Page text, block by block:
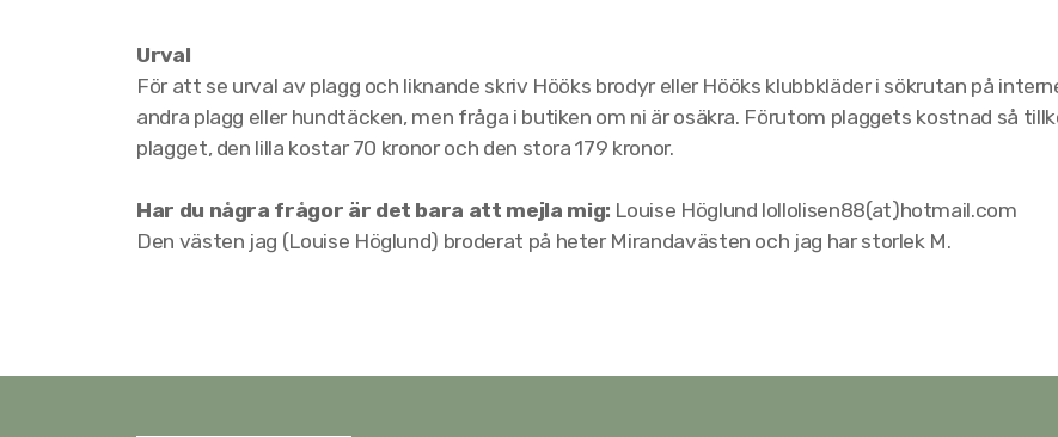
Urval
För att se urval av plagg och liknande skriv Hööks brodyr eller Hööks klubbkläder i sökrutan på
andra plagg eller hundtäcken, men fråga i butiken om ni är osäkra. Förutom plaggets kostnad så
plagget, den lilla kostar 70 kronor och den stora 179 kronor.
Har du några frågor är det bara att mejla mig: Louise Höglund lollolisen88(at)hotmail.com
Den västen jag (Louise Höglund) broderat på heter Mirandavästen och jag har storlek M.